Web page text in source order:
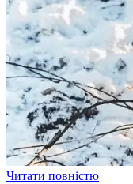
Читати повністю